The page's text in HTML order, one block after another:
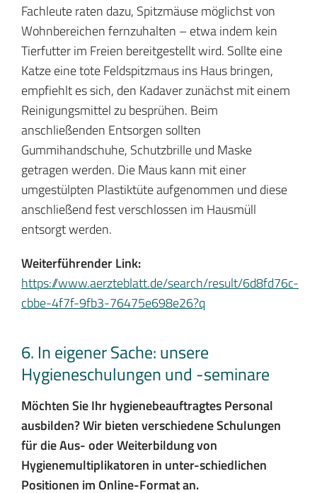
Fachleute raten dazu, Spitzmäuse möglichst von
Wohnbereichen fernzuhalten – etwa indem kein
Tierfutter im Freien bereitgestellt wird. Sollte eine
Katze eine tote Feldspitzmaus ins Haus bringen,
empfiehlt es sich, den Kadaver zunächst mit einem
Reinigungsmittel zu besprühen. Beim
anschließenden Entsorgen sollten
Gummihandschuhe, Schutzbrille und Maske
getragen werden. Die Maus kann mit einer
umgestülpten Plastiktüte aufgenommen und diese
anschließend fest verschlossen im Hausmüll
entsorgt werden.
Weiterführender Link:
https://www.aerzteblatt.de/search/result/6d8fd76c-
cbbe-4f7f-9fb3-76475e698e26?q
6. In eigener Sache: unsere
Hygieneschulungen und -seminare
Möchten Sie Ihr hygienebeauftragtes Personal
ausbilden? Wir bieten verschiedene Schulungen
für die Aus- oder Weiterbildung von
Hygienemultiplikatoren in unter-schiedlichen
Positionen im Online-Format an.